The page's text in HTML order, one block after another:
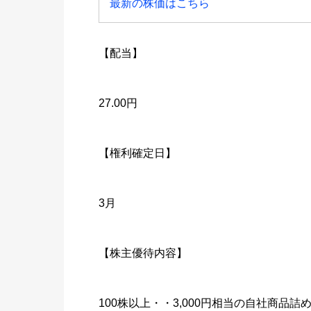
最新の株価はこちら
【配当】
27.00円
【権利確定日】
3月
【株主優待内容】
100株以上・・3,000円相当の自社商品詰